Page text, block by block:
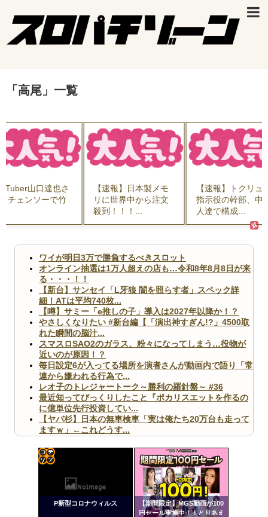
「 高尾 」 一覧
山口達也さ
チェンソーで竹
【速報】日本製メモ
リに世界中から注文
殺到！！！...
【速報】トクリュ
指示役の幹部、中
人達で構成...
ワイが明日3万で勝負するべきスロット
オンライン抽選は1万人超えの店も…令和8年8月8日が来
る・・・！！
【新台】サンセイ「L牙狼 闇を照らす者」スペック詳
細！ATは平均740枚...
【噂】サミー「e推しの子」導入は2027年以降か！？
やさしくなりたい #新台編【「演出神すぎん!?」4500取
れた瞬間の脳汁...
スマスロSAO2のガラス、粉々になってしまう…役物が
近いのが原因！？
毎日設定6が入ってる場所を演者さんが動画内で語り「常
連から嫌われる行為で...
レオ子のトレジャートーク～勝利の羅針盤～ #36
最近知ってびっくりしたこと『ポカリスエットを作るの
に億単位先行投資してい...
【ヤバ杉】日本の無車検車「実は俺たち20万台も走って
ますｗ」←これどうす...
【画像】ペプシコーラ社、「こういうのでいいんだよ」
な新商品を発売
P新型コロナウィルス
【期間限定】MGS動画が100
円セール実施中！！とりあえ